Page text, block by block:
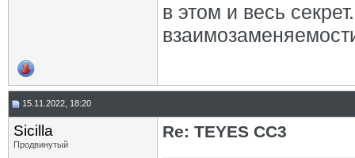
в этом и весь
15.11.2022, 18:20
Sicilla
Продвинутый
Re: TEYES CC3